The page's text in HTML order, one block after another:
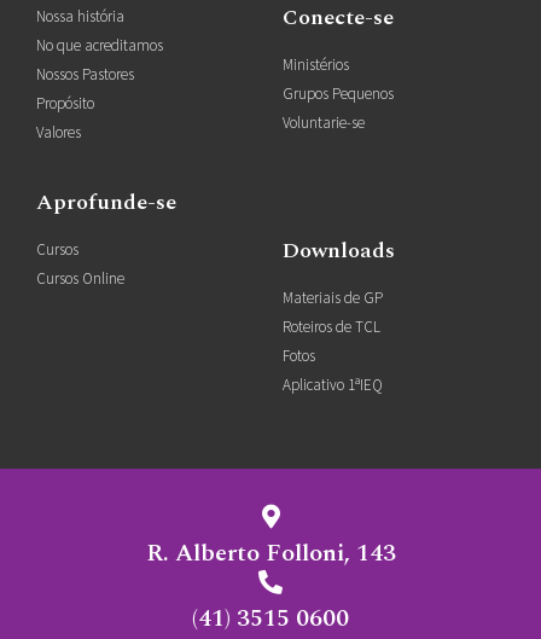
Nossa história
No que acreditamos
Nossos Pastores
Propósito
Valores
Conecte-se
Ministérios
Grupos Pequenos
Voluntarie-se
Aprofunde-se
Cursos
Cursos Online
Downloads
Materiais de GP
Roteiros de TCL
Fotos
Aplicativo 1ªIEQ
R. Alberto Folloni, 143
(41) 3515 0600